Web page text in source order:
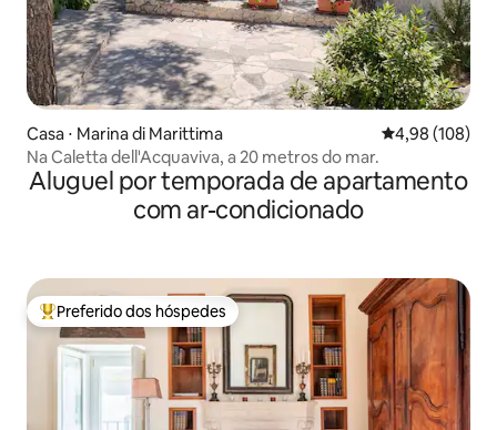
Casa ⋅ Marina di Marittima 4,98 de uma
4,98 (108)
Na Caletta dell'Acquaviva, a 20 metros do mar.
Aluguel por temporada de apartamento
com ar-condicionado
Entre os melhores preferidos dos hóspedes
Preferido dos hóspedes